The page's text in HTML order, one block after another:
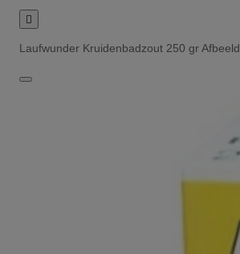

Laufwunder Kruidenbadzout 250 gr